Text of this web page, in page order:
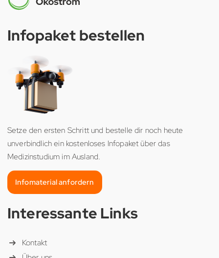
Infopaket bestellen
Setze den ersten Schritt und bestelle dir noch heute
unverbindlich ein kostenloses Infopaket über das
Medizinstudium im Ausland.
Infomaterial anfordern
Interessante Links
Kontakt